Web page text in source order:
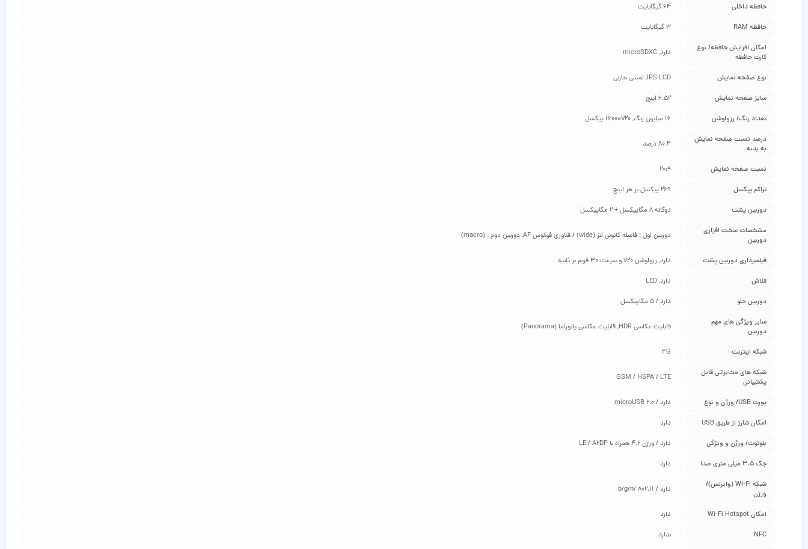
حافظه داخلی 64 گیگابایت
حافظه RAM 3 گیگابایت
امکان افزایش حافظه/ نوع
کارت حافظه
دارد, microSDXC
نوع صفحه نمایش IPS LCD, لمسی خازنی
سایز صفحه نمایش 6.52 اینچ
تعداد رنگ/ رزولوشن 16 میلیون رنگ, 720×1600 پیکسل
درصد نسبت صفحه نمایش
به بدنه
80.4 درصد
نسبت صفحه نمایش 20:9
تراکم پیکسل 269 پیکسل بر هر اینچ
دوربین پشت دوگانه 8 مگاپیکسل + 2 مگاپیکسل
مشخصات سخت‌ افزاری
دوربین
دوربین اول : فاصله کانونی لنز (wide) / فناوری فوکوس AF, دوربین دوم : (macro)
فیلمبرداری دوربین پشت دارد, رزولوشن 720 و سرعت 30 فریم بر ثانیه
فلاش دارد, LED
دوربین جلو دارد / 5 مگاپیکسل
سایر ویژگی‌ های مهم
دوربین
قابلیت عکاسی HDR, قابلیت عکاسی پانوراما (Panorama)
شبکه اینترنت 4G
شبکه‌ های مخابراتی قابل
پشتیبانی
GSM / HSPA / LTE
پورت USB/ ورژن و نوع دارد / microUSB 2.0
امکان شارژ از طریق USB دارد
بلوتوث/ ورژن و ویژگی دارد / ورژن 4.2 همراه با LE / A2DP
جک 3.5 میلی متری صدا دارد
شبکه Wi-Fi (وایرلس)/
ورژن
دارد / 802.11 /b/g/n
امکان Wi-Fi Hotspot دارد
NFC ندارد